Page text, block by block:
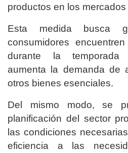
productos en los
Esta medida busca
consumidores
durante la temporada
aumenta la demanda de
otros bienes esenciales.
Del mismo modo, se
planificación del sector
las condiciones
eficiencia a las